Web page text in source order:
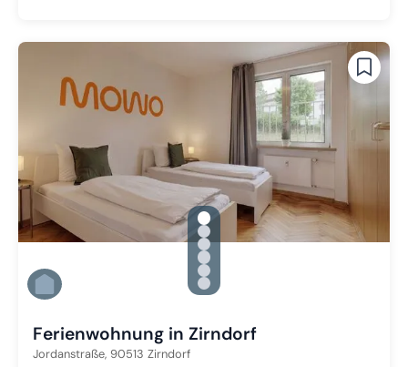
gallery.slide_selector
Zu Slide 1 wechseln
Zu Slide 2 wechseln
Zu Slide 3 wechseln
Zu Slide 4 wechseln
Zu Slide 5 wechseln
Zu Slide 6 wechseln
Ferienwohnung in Zirndorf
Jordanstraße, 90513 Zirndorf